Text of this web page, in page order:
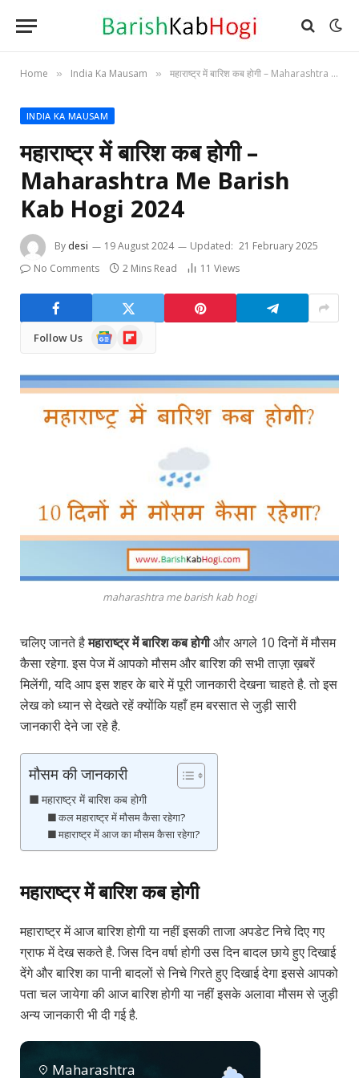
Home » India Ka Mausam » महाराष्ट्र में बारिश कब होगी – Maharashtra Me Barish Kab Hogi 2024
INDIA KA MAUSAM
महाराष्ट्र में बारिश कब होगी –
Maharashtra Me Barish
Kab Hogi 2024
Bydesi 19 August 2024 Updated: 21 February 2025
No Comments
2 Mins Read 11 Views
Follow Us
Google
News
Flipboard
maharashtra me barish kab hogi
चलिए जानते हैमहाराष्ट्र में बारिश कब होगीऔर अगले 10 दिनों में मौसम
कैसा रहेगा. इस पेज में आपको मौसम और बारिश की सभी ताज़ा ख़बरें
मिलेंगी, यदि आप इस शहर के बारे में पूरी जानकारी देखना चाहते है. तो इस
लेख को ध्यान से देखते रहें क्योंकि यहाँ हम बरसात से जुड़ी सारी
जानकारी देने जा रहे है.
मौसम की जानकारी
महाराष्ट्र में बारिश कब होगी
कल महाराष्ट्र में मौसम कैसा रहेगा?
महाराष्ट्र में आज का मौसम कैसा रहेगा?
महाराष्ट्र में बारिश कब होगी
महाराष्ट्र में आज बारिश होगी या नहीं इसकी ताजा अपडेट निचे दिए गए
ग्राफ में देख सकते है. जिस दिन वर्षा होगी उस दिन बादल छाये हुए दिखाई
देंगे और बारिश का पानी बादलों से निचे गिरते हुए दिखाई देगा इससे आपको
पता चल जायेगा की आज बारिश होगी या नहीं इसके अलावा मौसम से जुड़ी
अन्य जानकारी भी दी गई है.
Maharashtra